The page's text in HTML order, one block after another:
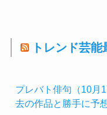
トレンド芸
プレバト俳句（10月
去の作品と勝手に予